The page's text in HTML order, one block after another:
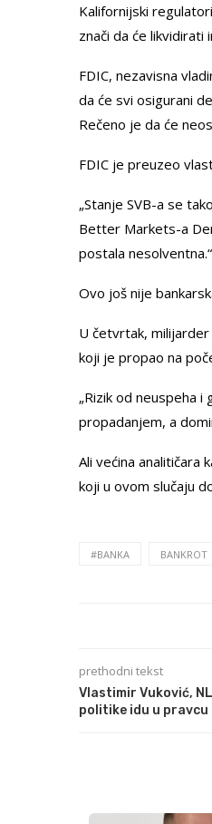
Kalifornijski
znači da će likvidirati
FDIC, nezavisna
da će svi osigurani
Rečeno je da će
FDIC je preuzeo
„Stanje SVB-a se
Better Markets-a
postala nesolventna.“
Ovo još nije
U četvrtak,
koji je propao na
„Rizik od neuspeha
propadanjem, a
Ali većina analitičara
koji u ovom slučaju
#BANKA BANKROT
prethodni tekst
Vlastimir Vuković,
politike idu u